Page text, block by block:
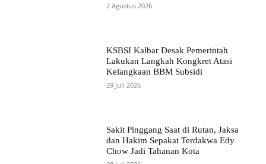
2 Agustus 2026
KSBSI Kalbar Desak Pemerintah
Lakukan Langkah Kongkret Atasi
Kelangkaan BBM Subsidi
29 Juli 2026
Sakit Pinggang Saat di Rutan, Jaksa
dan Hakim Sepakat Terdakwa Edy
Chow Jadi Tahanan Kota